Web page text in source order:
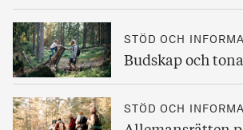
STÖD OCH
Budskap och
STÖD OCH